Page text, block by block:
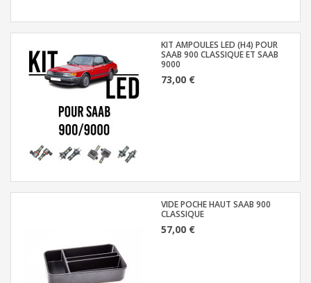
KIT AMPOULES LED (H4) POUR
SAAB 900 CLASSIQUE ET SAAB
9000
73,00 €
VIDE POCHE HAUT SAAB 900
CLASSIQUE
57,00 €